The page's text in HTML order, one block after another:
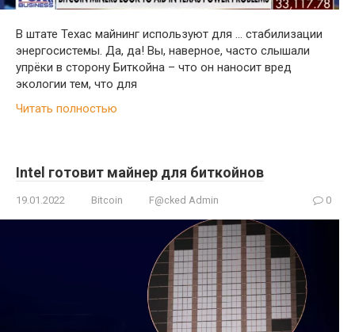
В штате Техас майнинг используют для … стабилизации
энергосистемы. Да, да! Вы, наверное, часто слышали
упрёки в сторону Биткойна – что он наносит вред
экологии тем, что для
Читать полностью
Intel готовит майнер для биткойнов
19.01.2022 Bitcoin F@cked Admin 0